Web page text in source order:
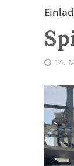
14.